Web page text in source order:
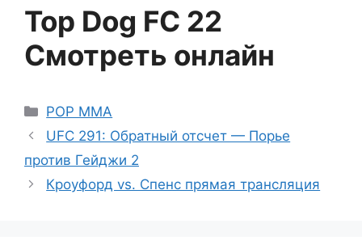
Top Dog FC 22
Смотреть онлайн
Рубрики
POP MMA
UFC 291: Обратный отсчет — Порье
против Гейджи 2
Кроуфорд vs. Спенс прямая трансляция